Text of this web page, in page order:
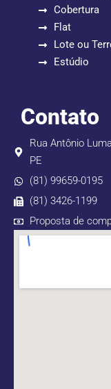
Cobertura
Flat
Lote ou
Estúdio
Contato
Rua Antônio
PE
(81) 99659-0195
(81) 3426-1199
Proposta de